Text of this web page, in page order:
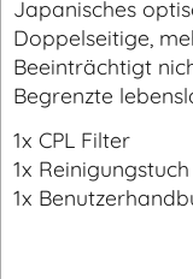
Quick Release
Japanisches
Doppelseitige,
Beeinträchtigt
Begrenzte
1x CPL Filter
1x Reinigungstuch